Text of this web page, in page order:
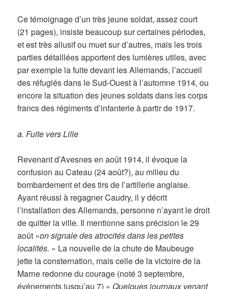
Ce témoignage d’un très jeune soldat, assez court
(21 pages), insiste beaucoup sur certaines périodes,
et est très allusif ou muet sur d’autres, mais les trois
parties détaillées apportent des lumières utiles, avec
par exemple la fuite devant les Allemands, l’accueil
des réfugiés dans le Sud-Ouest à l’automne 1914, ou
encore la situation des jeunes soldats dans les corps
francs des régiments d’infanterie à partir de 1917.
a. Fuite vers Lille
Revenant d’Avesnes en août 1914, il évoque la
confusion au Cateau (24 août?), au milieu du
bombardement et des tirs de l’artillerie anglaise.
Ayant réussi à regagner Caudry, il y décrit
l’installation des Allemands, personne n’ayant le droit
de quitter la ville. Il mentionne sans précision le 29
août «on signale des atrocités dans les petites
localités. » La nouvelle de la chute de Maubeuge
jette la consternation, mais celle de la victoire de la
Marne redonne du courage (noté 3 septembre,
événements jusqu’au 7) « Quelques journaux venant